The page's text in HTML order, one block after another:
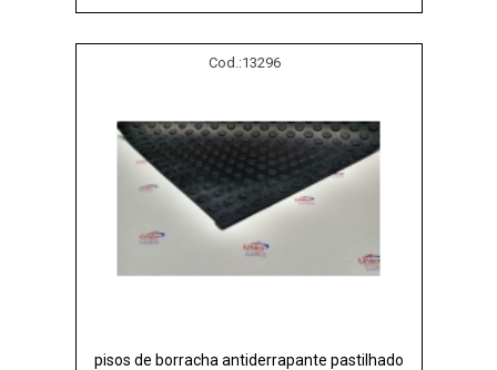
Cod.:13296
pisos de borracha antiderrapante pastilhado